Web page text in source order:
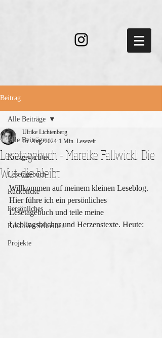
Beitrag
Alle Beiträge
Kurzgedachtes
Lesetagebuch
Rückblicke
Persönliches
Kreatives Schreiben
Projekte
Alle Beiträge
Lesetagebuch - Mareike Fallwickl: Die
Wut, die bleibt
Ulrike Lichtenberg
15. Aug. 2024 1 Min. Lesezeit
Willkommen auf meinem kleinen Leseblog.
Hier führe ich ein persönliches
Lesetagebuch und teile meine
Lieblingsbücher und Herzenstexte. Heute: